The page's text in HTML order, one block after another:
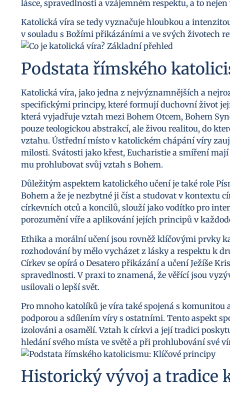
lásce, spravedlnosti a vzájemném respektu, a to
Katolická víra se tedy vyznačuje hloubkou a
v souladu s Božími přikázáními a ve svých životech
Podstata římského
Katolická víra, jako jedna z nejvýznamnějších a
specifickými principy, které formují duchovní život
která vyjadřuje vztah mezi Bohem Otcem, Bohem
pouze teologickou abstrakcí, ale živou realitou, do
vztahu. Ústřední místo v katolickém chápání víry
milosti. Svátosti jako křest, Eucharistie a smíření
mu prohlubovat svůj vztah s Bohem.
Důležitým aspektem katolického učení je také role
Bohem a že je nezbytné ji číst a studovat v kontextu
církevních otců a koncilů, slouží jako vodítko pro
porozumění víře a aplikování jejích principů v
Ethika a morální učení jsou rovněž klíčovými prvky
rozhodování by mělo vycházet z lásky a respektu k
Církev se opírá o Desatero přikázání a učení Ježíše
spravedlnosti. V praxi to znamená, že věřící jsou
usilovali o lepší svět.
Pro mnoho katolíků je víra také spojená s
podporou a sdílením víry s ostatními. Tento aspekt
izolováni a osamělí. Vztah k církvi a její tradici
hledání svého místa ve světě a při prohlubování své
Historický vývoj a tradice